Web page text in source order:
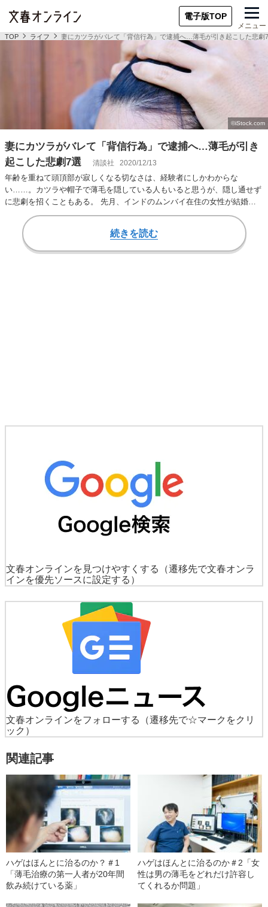
電子版TOP
メニュー
TOP ライフ 妻にカツラがバレて「背信行為」で逮捕へ…薄毛が引き起こした悲劇
妻にカツラがバレて「背信行為」で逮捕へ…薄毛が引き
起こした悲劇7選
清談社 2020/12/13
年齢を重ねて頭頂部が寂しくなる切なさは、経験者にしかわからな
い……。カツラや帽子で薄毛を隠している人もいると思うが、隠し通せず
に悲劇を招くこともある。 先月、インドのムンバイ在住の女性が結婚し
たばかりのパートナーの…
続きを読む
文春オンラインを見つけやすくする
（遷移先で文春オンラ
インを優先ソースに設定する）
文春オンラインをフォローする
（遷移先で☆マークをクリ
ック）
関連記事
ハゲはほんとに治るのか？＃1
「薄毛治療の第一人者が20年間
飲み続けている薬」
ハゲはほんとに治るのか＃2「女
性は男の薄毛をどれだけ許容し
てくれるか問題」